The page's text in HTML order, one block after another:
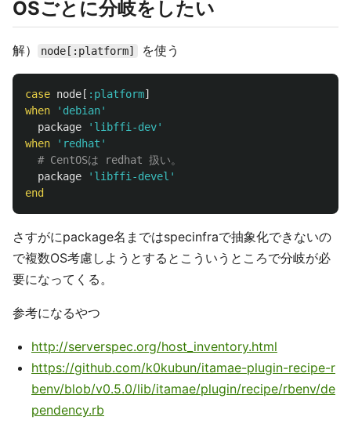
OSごとに分岐をしたい
解） node[:platform] を使う
case node [ :platform]
when
'debian'
package
'libffi-dev'
when
'redhat'
# CentOSは redhat 扱い。
package
'libffi-devel'
end
さすがにpackage名まではspecinfraで抽象化できないの
で複数OS考慮しようとするとこういうところで分岐が必
要になってくる。
参考になるやつ
http://serverspec.org/host_inventory.html
https://github.com/k0kubun/itamae-plugin-recipe-r
benv/blob/v0.5.0/lib/itamae/plugin/recipe/rbenv/de
pendency.rb